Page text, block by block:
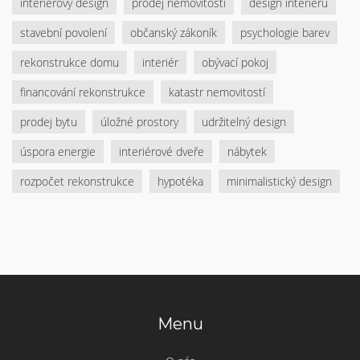
a zjistěte, která podlaha je pro vás ta pravá.
interiérový design prodej nemovitosti
design interiéru
stavební povolení
občanský zákoník
psychologie barev
rekonstrukce domu
interiér
obývací pokoj
financování rekonstrukce
katastr nemovitostí
prodej bytu
úložné prostory
udržitelný design
úspora energie
interiérové dveře
nábytek
rozpočet rekonstrukce
hypotéka minimalistický design
Menu